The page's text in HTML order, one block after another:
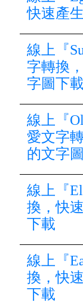
快速產
線上『
字轉換
字圖下載
線上『
愛文字
的文字
線上『
換，快
下載
線上『
換，快
下載